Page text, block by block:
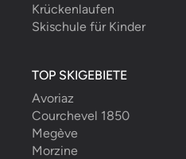
Krückenlaufen
Skischule für Kinder
TOP SKIGEBIETE
Avoriaz
Courchevel 1850
Megève
Morzine